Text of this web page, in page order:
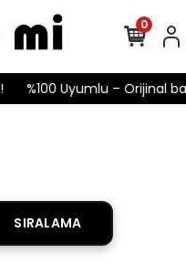
%100 Uyumlu – Orijinal
0
SIRALAMA